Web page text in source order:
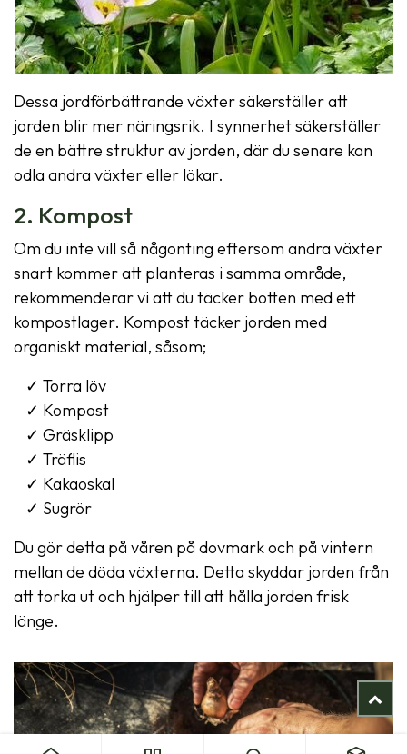
Dessa jordförbättrande växter säkerställer att
jorden blir mer näringsrik. I synnerhet säkerställer
de en bättre struktur av jorden, där du senare kan
odla andra växter eller lökar.
2. Kompost
Om du inte vill så någonting eftersom andra växter
snart kommer att planteras i samma område,
rekommenderar vi att du täcker botten med ett
kompostlager. Kompost täcker jorden med
organiskt material, såsom;
Torra löv
Kompost
Gräsklipp
Träflis
Kakaoskal
Sugrör
Du gör detta på våren på dovmark och på vintern
mellan de döda växterna. Detta skyddar jorden från
att torka ut och hjälper till att hålla jorden frisk
länge.